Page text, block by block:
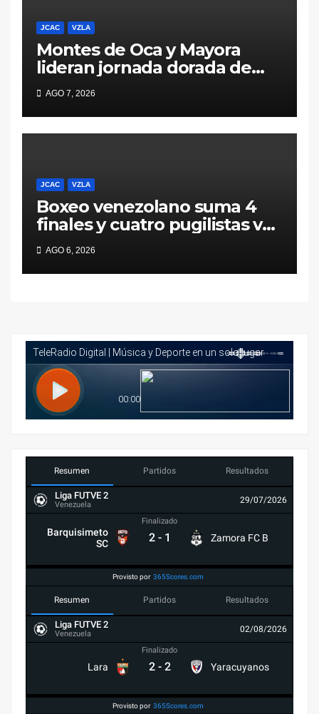
JCAC VZLA
Montes de Oca y Mayora
lideran jornada dorada de
Venezuela en Santo
Domingo 2026
AGO 7, 2026
JCAC VZLA
Boxeo venezolano suma 4
finales y cuatro pugilistas van
por el mismo pase este 6 de
agosto en Santo Domingo
AGO 6, 2026
Resumen Partidos Resultados
Liga FUTVE 2
Venezuela 29/07/2026
Barquisimeto
SC
Finalizado
2 - 1 Zamora FC B
Provisto por 365Scores.com
Resumen Partidos Resultados
Liga FUTVE 2
Venezuela 02/08/2026
Lara
Finalizado
2 - 2 Yaracuyanos
Provisto por 365Scores.com